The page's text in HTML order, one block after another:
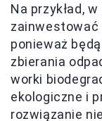
Na przykład,
zainwestować
ponieważ
zbierania
worki
ekologiczne i
rozwiązanie